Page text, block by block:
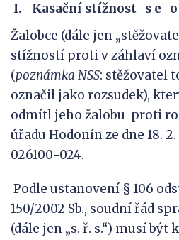
Kasační stížnost s e o
Žalobce (dále jen
stížností proti v záhlaví
(poznámka NSS: stěžovatel
označil jako rozsudek),
odmítl jeho žalobu proti
úřadu Hodonín ze dne 18.
026100-024.
Podle ustanovení § 106
150/2002 Sb., soudní řád
(dále jen „s. ř. s.“) musí být